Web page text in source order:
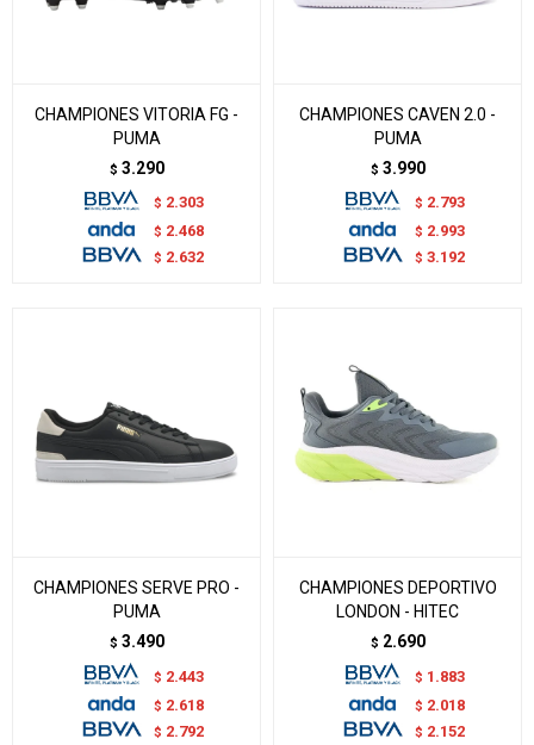
CHAMPIONES VITORIA FG -
PUMA
$ 3.290
$ 2.303
$ 2.468
$ 2.632
CHAMPIONES CAVEN 2.0 -
PUMA
$ 3.990
$ 2.793
$ 2.993
$ 3.192
CHAMPIONES SERVE PRO -
PUMA
$ 3.490
$ 2.443
$ 2.618
$ 2.792
CHAMPIONES DEPORTIVO
LONDON - HITEC
$ 2.690
$ 1.883
$ 2.018
$ 2.152